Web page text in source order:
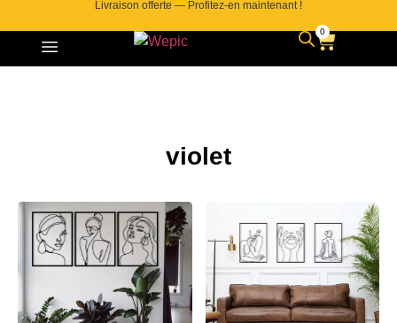
Livraison offerte — Profitez-en maintenant !
0
violet